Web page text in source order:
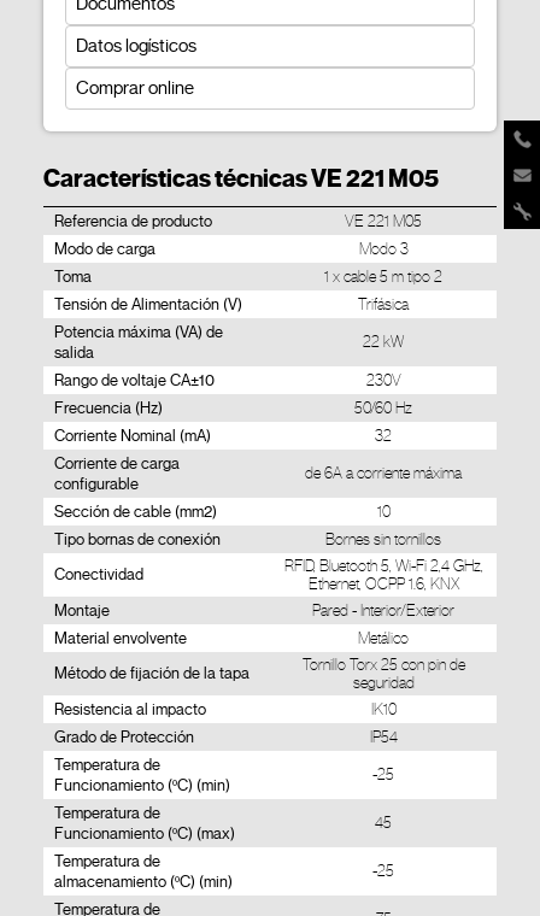
Datos logísticos
Comprar online
Características técnicas VE 221 M05
Referencia de producto VE 221 M05
Modo de carga Modo 3
Toma 1 x cable 5 m tipo 2
Tensión de Alimentación (V) Trifásica
Potencia máxima (VA) de
salida
22 kW
Rango de voltaje CA±10 230V
Frecuencia (Hz) 50/60 Hz
Corriente Nominal (mA) 32
Corriente de carga
configurable
de 6A a corriente máxima
Sección de cable (mm2) 10
Tipo bornas de conexión Bornes sin tornillos
Conectividad
RFID, Bluetooth 5, Wi-Fi 2,4 GHz,
Ethernet, OCPP 1.6, KNX
Montaje Pared - Interior/Exterior
Material envolvente Metálico
Método de fijación de la tapa
Tornillo Torx 25 con pin de
seguridad
Resistencia al impacto IK10
Grado de Protección IP54
Temperatura de
Funcionamiento (ºC) (min)
-25
Temperatura de
Funcionamiento (ºC) (max)
45
Temperatura de
almacenamiento (ºC) (min)
-25
Temperatura de